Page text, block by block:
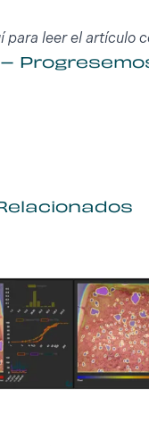
para leer el artículo
–